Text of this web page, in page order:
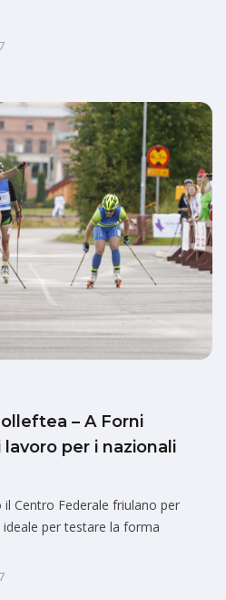
– A Forni
per i nazionali
Centro Federale friulano per
per testare la forma